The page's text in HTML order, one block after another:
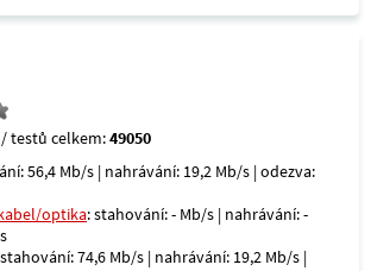
/ testů celkem:49050
56,4 Mb/s | nahrávání: 19,2 Mb/s | odezva:
optika: stahování: - Mb/s | nahrávání: -
74,6 Mb/s | nahrávání: 19,2 Mb/s |